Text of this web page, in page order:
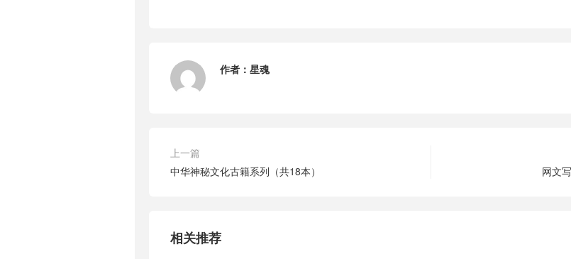
作者： 星魂
上一篇
中华神秘文化古籍系列（共18本）
网文
相关推荐